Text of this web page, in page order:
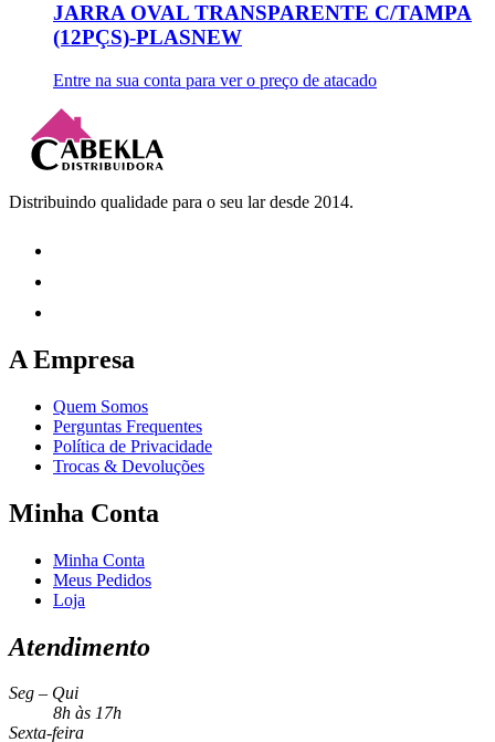
JARRA OVAL TRANSPARENTE C/TAMPA
(12PÇS)-PLASNEW
Entre na sua conta para ver o preço de atacado
Distribuindo qualidade para o seu lar desde 2014.
A Empresa
Quem Somos
Perguntas Frequentes
Política de Privacidade
Trocas & Devoluções
Minha Conta
Minha Conta
Meus Pedidos
Loja
Atendimento
Seg – Qui
8h às 17h
Sexta-feira